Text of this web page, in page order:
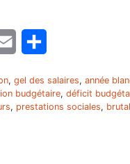
Email
, gel des salaires, année
budgétaire, déficit
, prestations sociales,